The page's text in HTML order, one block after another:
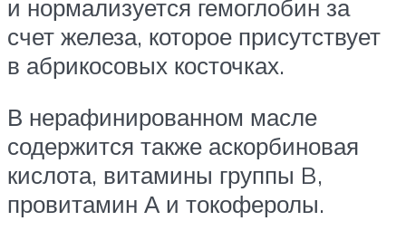
и нормализуется гемоглобин за
счет железа, которое присутствует
в абрикосовых косточках.
В нерафинированном масле
содержится также аскорбиновая
кислота, витамины группы B,
провитамин А и токоферолы.